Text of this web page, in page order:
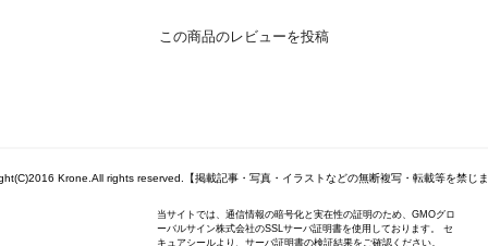
この商品のレビューを投稿
Krone.All rights reserved.【掲載記事・写真・イラストなどの無断複写・転載等を禁じま
当サイトでは、通信情報の暗号化と実在性の証明のため、GMOグロ
ーバルサイン株式会社のSSLサーバ証明書を使用しております。 セ
キュアシールより、サーバ証明書の検証結果をご確認ください。